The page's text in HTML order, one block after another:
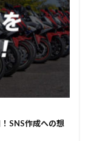
SNS作成への想